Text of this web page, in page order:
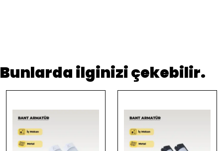
Bunlarda ilginizi çekebilir.